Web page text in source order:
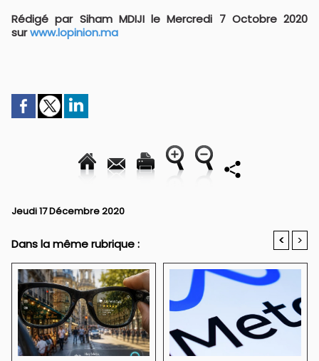
Rédigé par Siham MDIJI le Mercredi 7 Octobre 2020
surwww.lopinion.ma
Jeudi 17 Décembre 2020
Dans la même rubrique : < >